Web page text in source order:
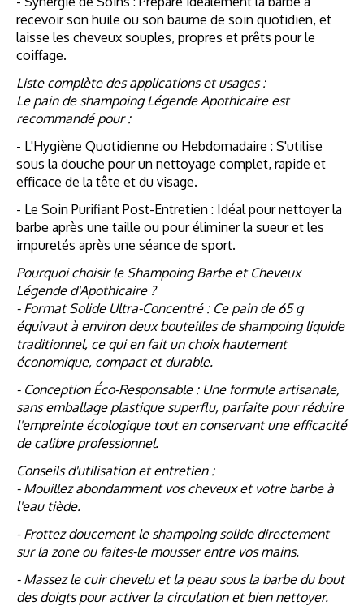
recevoir son huile ou son baume de soin quotidien, et
laisse les cheveux souples, propres et prêts pour le
coiffage.
Liste complète des applications et usages :
Le pain de shampoing Légende Apothicaire est
recommandé pour :
- L'Hygiène Quotidienne ou Hebdomadaire : S'utilise
sous la douche pour un nettoyage complet, rapide et
efficace de la tête et du visage.
- Le Soin Purifiant Post-Entretien : Idéal pour nettoyer la
barbe après une taille ou pour éliminer la sueur et les
impuretés après une séance de sport.
Pourquoi choisir le Shampoing Barbe et Cheveux
Légende d'Apothicaire ?
- Format Solide Ultra-Concentré : Ce pain de 65 g
équivaut à environ deux bouteilles de shampoing liquide
traditionnel, ce qui en fait un choix hautement
économique, compact et durable.
- Conception Éco-Responsable : Une formule artisanale,
sans emballage plastique superflu, parfaite pour réduire
l'empreinte écologique tout en conservant une efficacité
de calibre professionnel.
Conseils d'utilisation et entretien :
- Mouillez abondamment vos cheveux et votre barbe à
l'eau tiède.
- Frottez doucement le shampoing solide directement
sur la zone ou faites-le mousser entre vos mains.
- Massez le cuir chevelu et la peau sous la barbe du bout
des doigts pour activer la circulation et bien nettoyer.